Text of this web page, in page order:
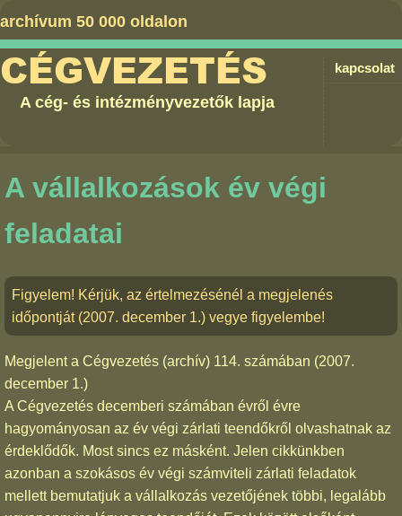
archívum 50 000 oldalon
kapcsolat
CÉGVEZETÉS
A cég- és intézményvezetők lapja
A vállalkozások év végi
feladatai
Figyelem! Kérjük, az értelmezésénél a megjelenés
időpontját (2007. december 1.) vegye figyelembe!
Megjelent a Cégvezetés (archív) 114. számában (2007.
december 1.)
A Cégvezetés decemberi számában évről évre
hagyományosan az év végi zárlati teendőkről olvashatnak az
érdeklődők. Most sincs ez másként. Jelen cikkünkben
azonban a szokásos év végi számviteli zárlati feladatok
mellett bemutatjuk a vállalkozás vezetőjének többi, legalább